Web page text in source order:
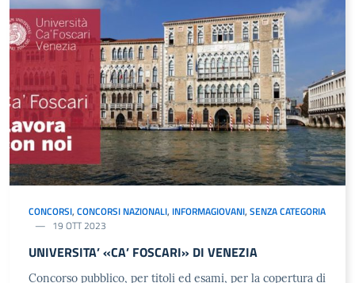
CONCORSI, CONCORSI NAZIONALI, INFORMAGIOVANI, SENZA CATEGORIA
19 OTT 2023
UNIVERSITA’ «CA’ FOSCARI» DI VENEZIA
Concorso pubblico, per titoli ed esami, per la copertura di